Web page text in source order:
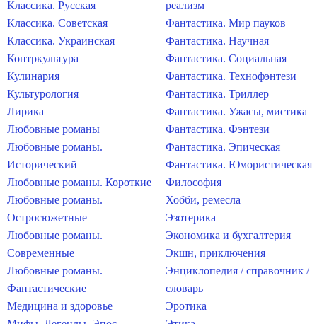
Классика. Русская
Классика. Советская
Классика. Украинская
Контркультура
Кулинария
Культурология
Лирика
Любовные романы
Любовные романы.
Исторический
Любовные романы. Короткие
Любовные романы.
Остросюжетные
Любовные романы.
Современные
Любовные романы.
Фантастические
Медицина и здоровье
реализм
Фантастика. Мир пауков
Фантастика. Научная
Фантастика. Социальная
Фантастика. Технофэнтези
Фантастика. Триллер
Фантастика. Ужасы, мистика
Фантастика. Фэнтези
Фантастика. Эпическая
Фантастика. Юмористическая
Философия
Хобби, ремесла
Эзотерика
Экономика и бухгалтерия
Экшн, приключения
Энциклопедия / справочник /
словарь
Эротика